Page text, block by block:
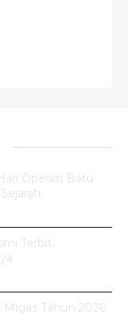
Operasi Batu
Terbit,
Tahun 2026